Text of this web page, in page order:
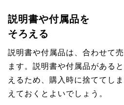
説明書や付属品を
そろえる
説明書や付属品は、合わせて
ます。説明書や付属品がある
えるため、購入時に捨ててし
えておくとよいでしょう。